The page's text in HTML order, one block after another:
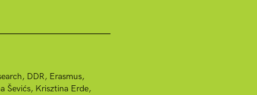
DDR Erasmus
Ševićs Krisztina Erde